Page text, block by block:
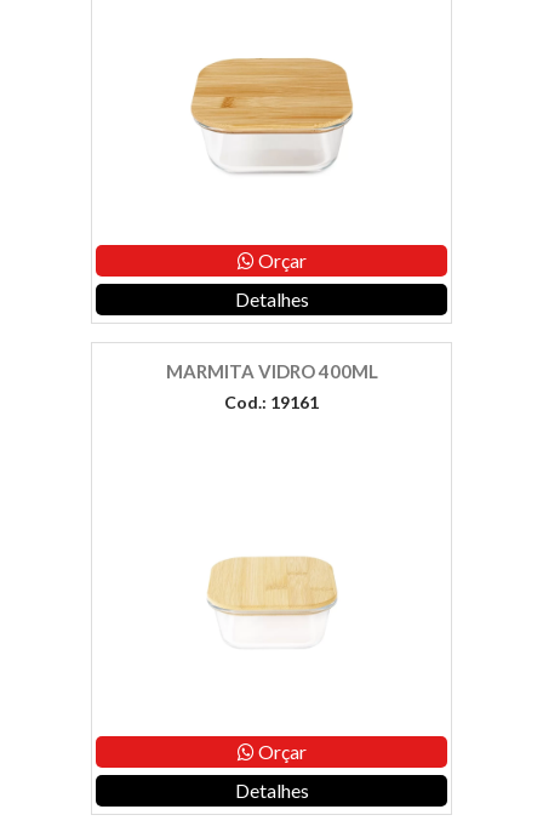
Orçar
Detalhes
MARMITA VIDRO 400ML
Cod.: 19161
Orçar
Detalhes